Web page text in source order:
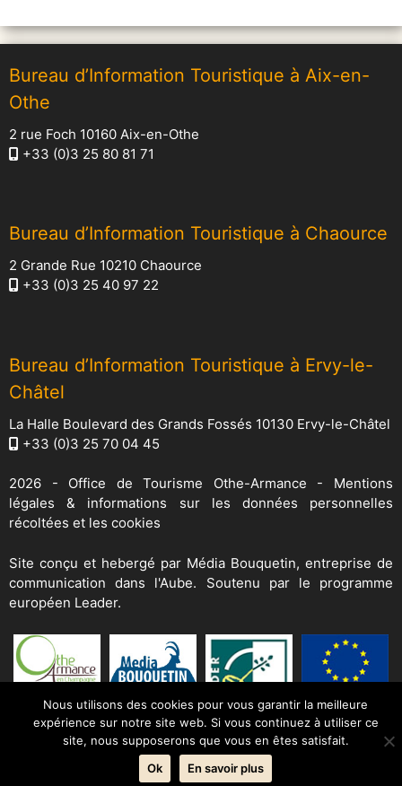
Bureau d’Information Touristique à Aix-en-
Othe
2 rue Foch 10160 Aix-en-Othe
+33 (0)3 25 80 81 71
Bureau d’Information Touristique à Chaource
2 Grande Rue 10210 Chaource
+33 (0)3 25 40 97 22
Bureau d’Information Touristique à Ervy-le-
Châtel
La Halle Boulevard des Grands Fossés 10130 Ervy-le-Châtel
+33 (0)3 25 70 04 45
2026 - Office de Tourisme Othe-Armance - Mentions
légales & informations sur les données personnelles
récoltées et les cookies
Site conçu et hebergé par Média Bouquetin, entreprise de
communication dans l'Aube. Soutenu par le programme
européen Leader.
Nous utilisons des cookies pour vous garantir la meilleure
expérience sur notre site web. Si vous continuez à utiliser ce
site, nous supposerons que vous en êtes satisfait.
Ok
En savoir plus